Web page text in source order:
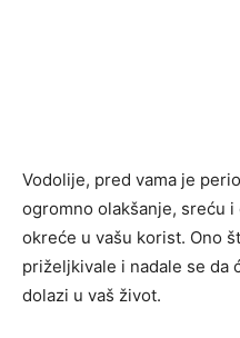
Vodolije, pred vama je
ogromno olakšanje, sreću
okreće u vašu korist. Ono
priželjkivale i nadale se da
dolazi u vaš život.